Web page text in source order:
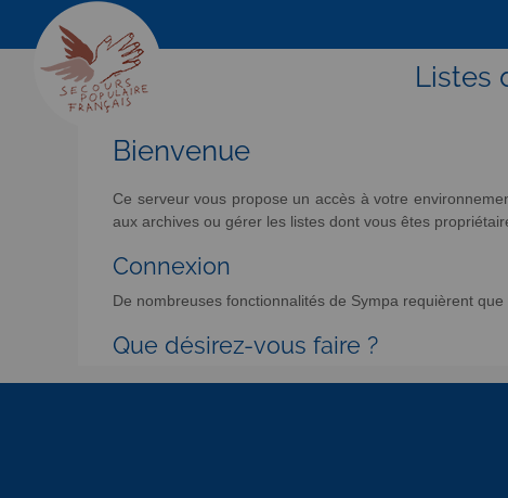
Listes
Bienvenue
Ce serveur vous propose un accès à votre
aux archives ou gérer les listes dont vous êtes
Connexion
De nombreuses fonctionnalités de Sympa requièrent
Que désirez-vous faire ?